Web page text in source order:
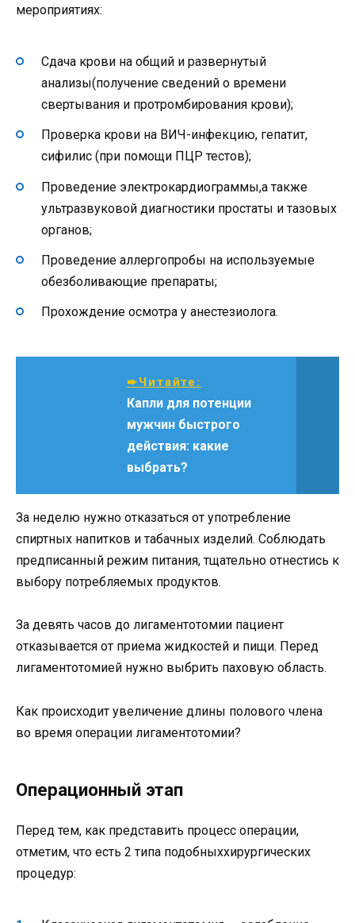
мероприятиях:
Сдача крови на общий и развернутый
анализы(получение сведений о времени
свертывания и протромбирования крови);
Проверка крови на ВИЧ-инфекцию, гепатит,
сифилис (при помощи ПЦР тестов);
Проведение электрокардиограммы,а также
ультразвуковой диагностики простаты и тазовых
органов;
Проведение аллергопробы на используемые
обезболивающие препараты;
Прохождение осмотра у анестезиолога.
➨Читайте:
Капли для потенции
мужчин быстрого
действия: какие
выбрать?
За неделю нужно отказаться от употребление
спиртных напитков и табачных изделий. Соблюдать
предписанный режим питания, тщательно отнестись к
выбору потребляемых продуктов.
За девять часов до лигаментотомии пациент
отказывается от приема жидкостей и пищи. Перед
лигаментотомией нужно выбрить паховую область.
Как происходит увеличение длины полового члена
во время операции лигаментотомии?
Операционный этап
Перед тем, как представить процесс операции,
отметим, что есть 2 типа подобныххирургических
процедур: